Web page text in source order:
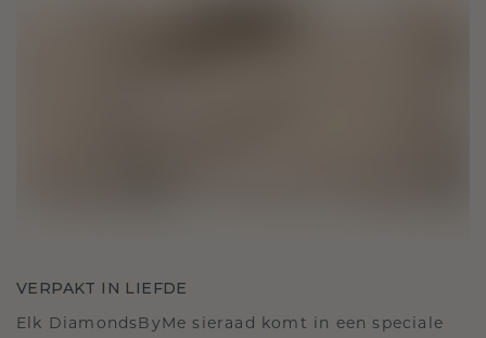
VERPAKT IN LIEFDE
Elk DiamondsByMe sieraad komt in een speciale